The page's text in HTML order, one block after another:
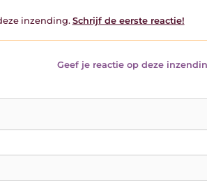
inzending.Schrijf de eerste reactie!
Geef je reactie op deze